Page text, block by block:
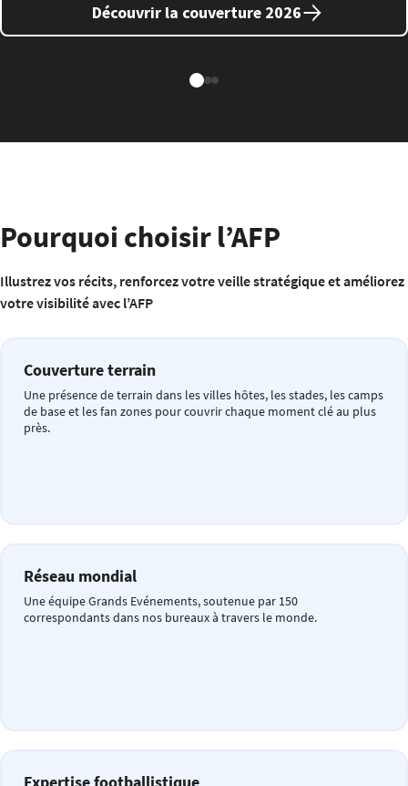
Découvrir la couverture 2026
Pourquoi choisir l’AFP
Illustrez vos récits, renforcez votre veille stratégique et améliorez
votre visibilité avec l’AFP
Couverture terrain
Une présence de terrain dans les villes hôtes, les stades, les camps
de base et les fan zones pour couvrir chaque moment clé au plus
près.
Réseau mondial
Une équipe Grands Evénements, soutenue par 150
correspondants dans nos bureaux à travers le monde.
Expertise footballistique